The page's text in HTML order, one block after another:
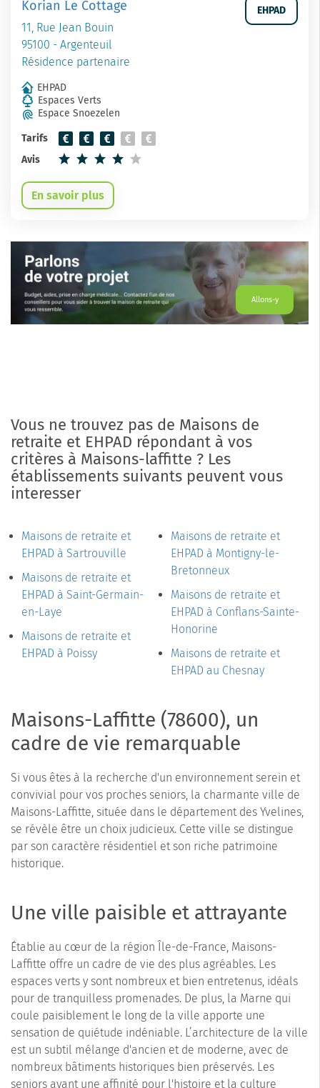
Korian Le Cottage
11, Rue Jean Bouin
95100 - Argenteuil
Résidence partenaire
EHPAD
EHPAD
Espaces Verts
Espace Snoezelen
Tarifs
Avis
En savoir plus
Allons-y
Vous ne trouvez pas de Maisons de
retraite et EHPAD répondant à vos
critères à Maisons-laffitte ? Les
établissements suivants peuvent vous
interesser
Maisons de retraite et
EHPAD à Sartrouville
Maisons de retraite et
EHPAD à Saint-Germain-
en-Laye
Maisons de retraite et
EHPAD à Poissy
Maisons de retraite et
EHPAD à Montigny-le-
Bretonneux
Maisons de retraite et
EHPAD à Conflans-Sainte-
Honorine
Maisons de retraite et
EHPAD au Chesnay
Maisons-Laffitte (78600), un
cadre de vie remarquable
Si vous êtes à la recherche d'un environnement serein et
convivial pour vos proches seniors, la charmante ville de
Maisons-Laffitte, située dans le département des Yvelines,
se révèle être un choix judicieux. Cette ville se distingue
par son caractère résidentiel et son riche patrimoine
historique.
Une ville paisible et attrayante
Établie au cœur de la région Île-de-France, Maisons-
Laffitte offre un cadre de vie des plus agréables. Les
espaces verts y sont nombreux et bien entretenus, idéals
pour de tranquilless promenades. De plus, la Marne qui
coule paisiblement le long de la ville apporte une
sensation de quiétude indéniable. L’architecture de la ville
est un subtil mélange d'ancien et de moderne, avec de
nombreux bâtiments historiques bien préservés. Les
seniors ayant une affinité pour l'histoire et la culture